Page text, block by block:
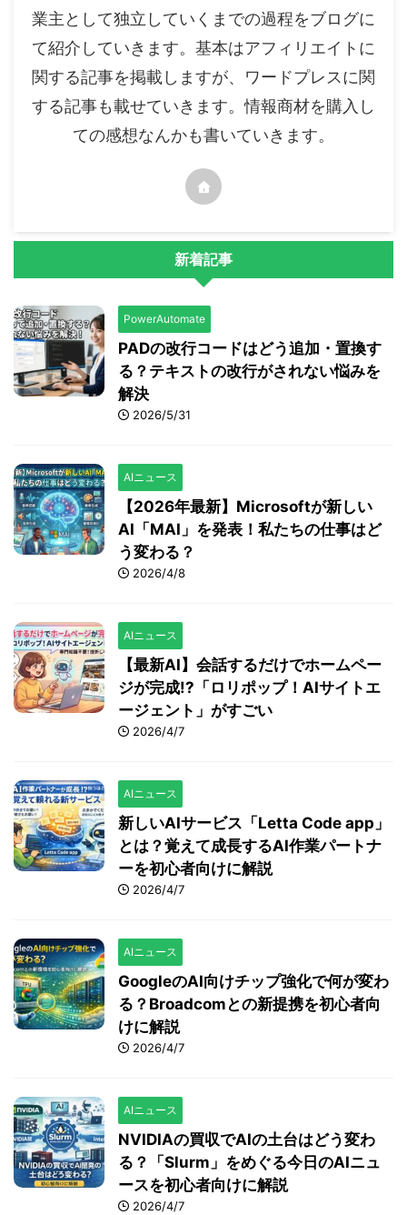
業主として独立していくまでの過程をブログに
て紹介していきます。基本はアフィリエイトに
関する記事を掲載しますが、ワードプレスに関
する記事も載せていきます。情報商材を購入し
ての感想なんかも書いていきます。
新着記事
PowerAutomate
PADの改行コードはどう追加・置換す
る？テキストの改行がされない悩みを
解決
2026/5/31
AIニュース
【2026年最新】Microsoftが新しい
AI「MAI」を発表！私たちの仕事はど
う変わる？
2026/4/8
AIニュース
【最新AI】会話するだけでホームペー
ジが完成!?「ロリポップ！AIサイトエ
ージェント」がすごい
2026/4/7
AIニュース
新しいAIサービス「Letta Code app」
とは？覚えて成長するAI作業パートナ
ーを初心者向けに解説
2026/4/7
AIニュース
GoogleのAI向けチップ強化で何が変わ
る？Broadcomとの新提携を初心者向
けに解説
2026/4/7
AIニュース
NVIDIAの買収でAIの土台はどう変わ
る？「Slurm」をめぐる今日のAIニュ
ースを初心者向けに解説
2026/4/7